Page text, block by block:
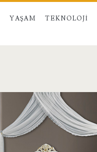
YAŞAM TEKNOLOJI